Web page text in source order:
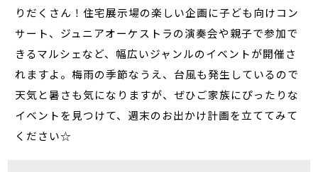
りだくさん！住宅展示場の楽しい企画に子ども向けコン
サート、ジュニアオーケストラの演奏会や親子で参加で
きるマルシェなど、幅広いジャンルのイベントが開催さ
れますよ。梅雨の季節なうえ、台風も発生しているので
天気と暑さも気になりますが、ぜひご家族にぴったりな
イベントを見つけて、週末のお出かけ計画を立ててみて
ください☆